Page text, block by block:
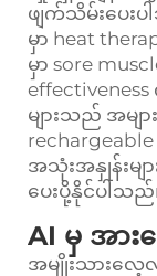
ဖျက်သိမ်းပေးပ
မှာ heat
မှာ sore
များသည် အမျာ
rechargeable
အသုံးအနှုန်းမ
ပေးပို့နိုင်ပါသည်
AI မှ အား
အမျိုးသားလေ့